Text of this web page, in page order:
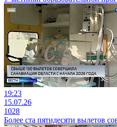
19:23
15.07.26
1028
Более ста пятидесяти вылетов